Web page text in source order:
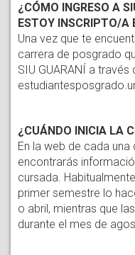
¿CÓMO INGRESO A
ESTOY INSCRIPTO/A
Una vez que te
carrera de posgrado
SIU GUARANÍ a través
¿CUÁNDO INICIA LA
En la web de cada
encontrarás
cursada.
primer semestre lo
o abril, mientras que
durante el mes de